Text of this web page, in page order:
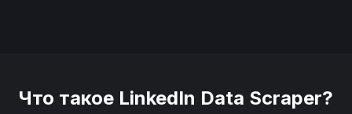
Что такое LinkedIn Data Scraper?